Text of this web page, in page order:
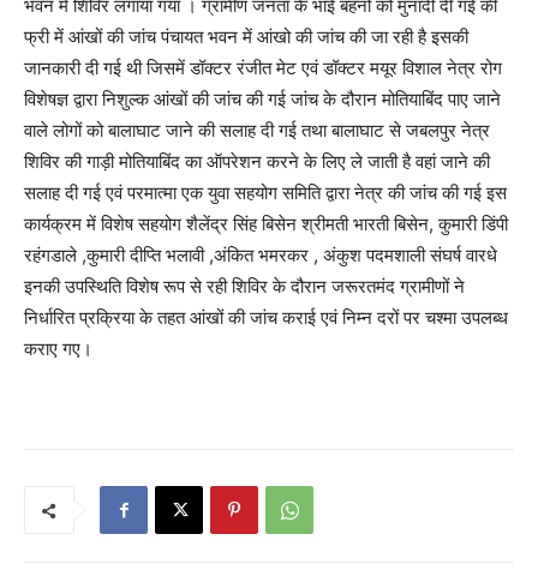
भवन में शिविर लगाया गया । ग्रामीण जनता के भाई बहनों को मुनादी दी गई की
फ्री में आंखों की जांच पंचायत भवन में आंखो की जांच की जा रही है इसकी
जानकारी दी गई थी जिसमें डॉक्टर रंजीत मेट एवं डॉक्टर मयूर विशाल नेत्र रोग
विशेषज्ञ द्वारा निशुल्क आंखों की जांच की गई जांच के दौरान मोतियाबिंद पाए जाने
वाले लोगों को बालाघाट जाने की सलाह दी गई तथा बालाघाट से जबलपुर नेत्र
शिविर की गाड़ी मोतियाबिंद का ऑपरेशन करने के लिए ले जाती है वहां जाने की
सलाह दी गई एवं परमात्मा एक युवा सहयोग समिति द्वारा नेत्र की जांच की गई इस
कार्यक्रम में विशेष सहयोग शैलेंद्र सिंह बिसेन श्रीमती भारती बिसेन, कुमारी डिंपी
रहंगडाले ,कुमारी दीप्ति भलावी ,अंकित भमरकर , अंकुश पदमशाली संघर्ष वारधे
इनकी उपस्थिति विशेष रूप से रही शिविर के दौरान जरूरतमंद ग्रामीणों ने
निर्धारित प्रक्रिया के तहत आंखों की जांच कराई एवं निम्न दरों पर चश्मा उपलब्ध
कराए गए।